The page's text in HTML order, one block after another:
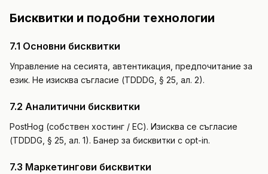
Бисквитки и подобни технологии
7.1 Основни бисквитки
Управление на сесията, автентикация, предпочитание за
език. Не изисква съгласие (TDDDG, § 25, ал. 2).
7.2 Аналитични бисквитки
PostHog (собствен хостинг / ЕС). Изисква се съгласие
(TDDDG, § 25, ал. 1). Банер за бисквитки с opt-in.
7.3 Маркетингови бисквитки